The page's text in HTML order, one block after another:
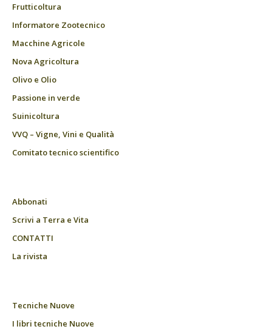
Frutticoltura
Informatore Zootecnico
Macchine Agricole
Nova Agricoltura
Olivo e Olio
Passione in verde
Suinicoltura
VVQ – Vigne, Vini e Qualità
Comitato tecnico scientifico
Abbonati
Scrivi a Terra e Vita
CONTATTI
La rivista
Tecniche Nuove
I libri tecniche Nuove